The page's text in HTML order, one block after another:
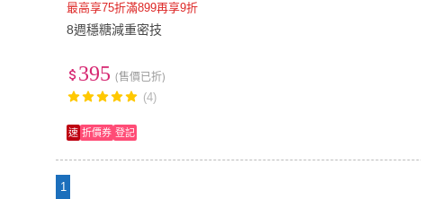
最高享75折滿899再享9折
8週穩糖減重密技
395 (售價已折)
(4)
速 折價券 登記
1